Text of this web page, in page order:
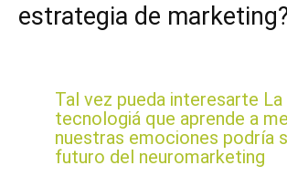
estrategia de
Tal vez pueda interesarte La
tecnologiá que aprende a
nuestras emociones podría
futuro del neuromarketing